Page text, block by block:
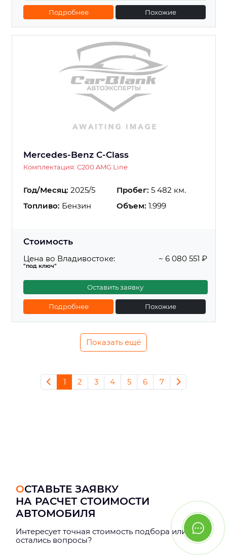
Подробнее Похожие
Mercedes-Benz C-Class
Комплектация: C200 AMG Line
Год/Месяц: 2025/5 Пробег: 5 482 км.
Топливо: Бензин Объем: 1.999
Стоимость
Цена во Владивостоке:
"под ключ"
~ 6 080 551 ₽
Оставить заявку
Подробнее Похожие
Показать ещё
1 2 3 4 5 6 7
ОСТАВЬТЕ ЗАЯВКУ
НА РАСЧЕТ СТОИМОСТИ
АВТОМОБИЛЯ
Интерeсует точная стоимость подбора или
остались вопросы?